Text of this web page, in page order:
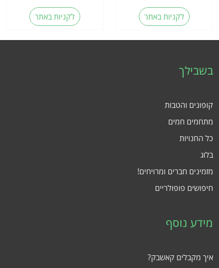
לקניות באתר לקניות באתר
בשבילך
קופונים והטבות
מתחמים חמים
כל החנויות
בלוג
מזמינים חברים ומרויחים!
חיפושים פופולריים
מידע נוסף
איך מקבלים קאשבק?